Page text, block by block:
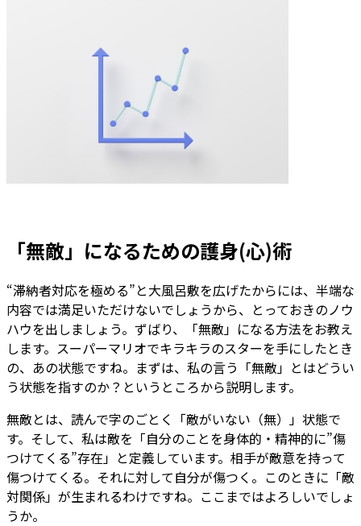
「無敵」になるための護身(心)術
“滞納者対応を極める”と大風呂敷を広げたからには、半端な
内容では満足いただけないでしょうから、とっておきのノウ
ハウを出しましょう。ずばり、「無敵」になる方法をお教え
します。スーパーマリオでキラキラのスターを手にしたとき
の、あの状態ですね。まずは、私の言う「無敵」とはどうい
う状態を指すのか？というところから説明します。
無敵とは、読んで字のごとく「敵がいない（無）」状態で
す。そして、私は敵を「自分のことを身体的・精神的に”傷
つけてくる”存在」と定義しています。相手が敵意を持って
傷つけてくる。それに対して自分が傷つく。このときに「敵
対関係」が生まれるわけですね。ここまではよろしいでしょ
うか。